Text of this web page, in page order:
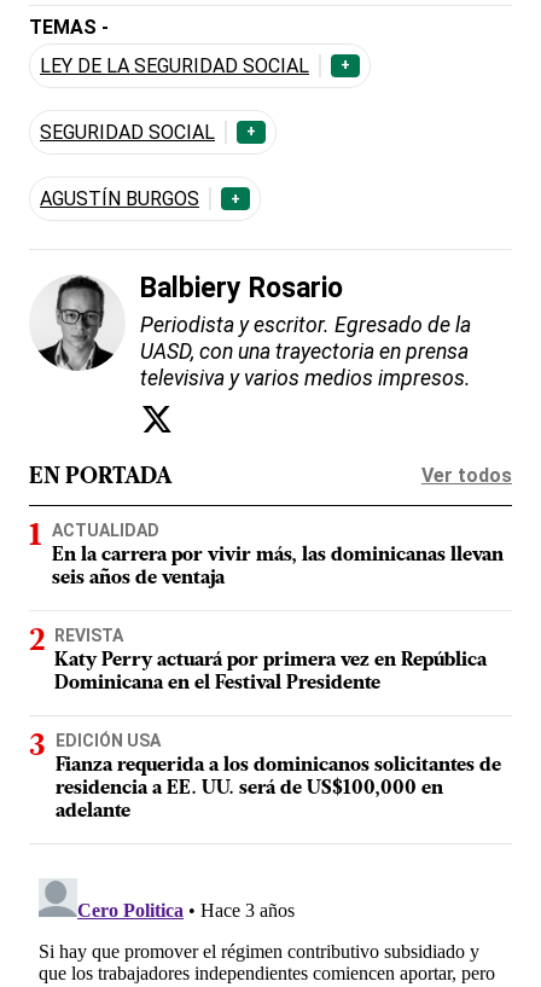
TEMAS -
LEY DE LA SEGURIDAD SOCIAL
+
SEGURIDAD SOCIAL +
AGUSTÍN BURGOS +
Balbiery Rosario
Periodista y escritor. Egresado de la
UASD, con una trayectoria en prensa
televisiva y varios medios impresos.
EN PORTADA Ver todos
ACTUALIDAD
En la carrera por vivir más, las dominicanas llevan
seis años de ventaja
REVISTA
Katy Perry actuará por primera vez en República
Dominicana en el Festival Presidente
EDICIÓN USA
Fianza requerida a los dominicanos solicitantes de
residencia a EE. UU. será de US$100,000 en
adelante